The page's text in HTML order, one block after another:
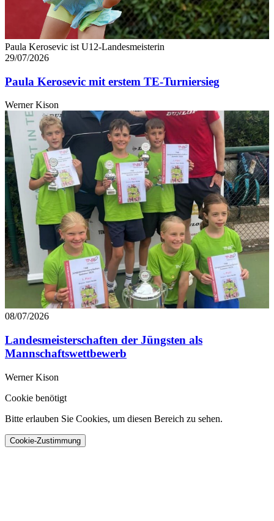
Paula Kerosevic ist U12-Landesmeisterin
29/07/2026
Paula Kerosevic mit erstem TE-Turniersieg
Werner Kison
08/07/2026
Landesmeisterschaften der Jüngsten als
Mannschaftswettbewerb
Werner Kison
Cookie benötigt
Bitte erlauben Sie Cookies, um diesen Bereich zu sehen.
Cookie-Zustimmung